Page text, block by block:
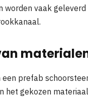
worden vaak geleverd
een prefab
het gekozen